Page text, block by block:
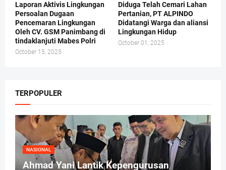
Laporan Aktivis Lingkungan
Persoalan Dugaan
Pencemaran Lingkungan
Oleh CV. GSM Panimbang di
tindaklanjuti Mabes Polri
October 15, 2025
Diduga Telah Cemari Lahan
Pertanian, PT ALPINDO
Didatangi Warga dan aliansi
Lingkungan Hidup
October 01, 2025
TERPOPULER
NASIONAL
Ahmad Yani Lantik Kepengurusan